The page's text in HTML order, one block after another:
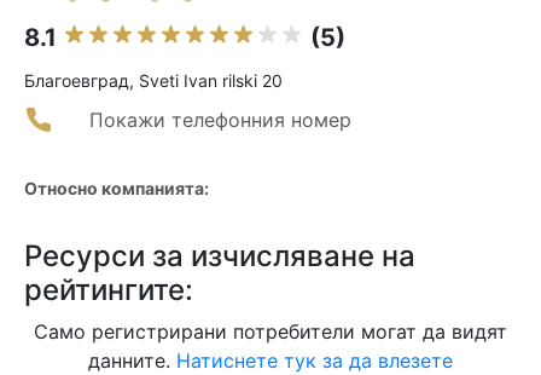
8.1 (5)
Благоевград, Sveti Ivan rilski 20
Покажи телефонния номер
Относно компанията:
Ресурси за изчисляване на
рейтингите:
Само регистрирани потребители могат да видят
данните. Натиснете тук за да влезете